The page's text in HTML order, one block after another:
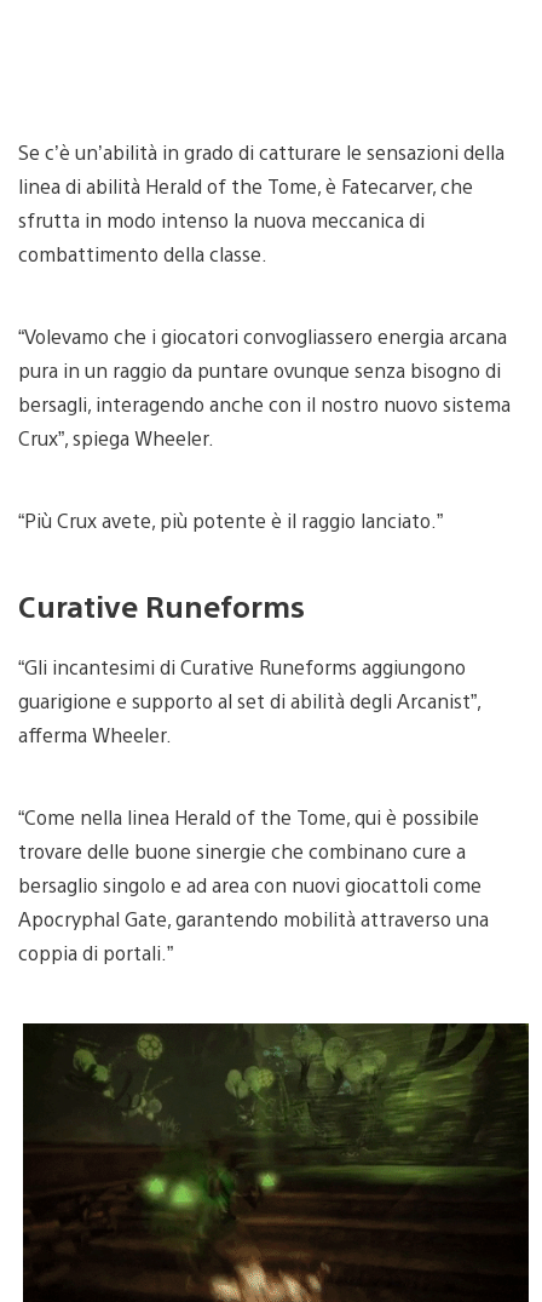
Se c’è un’abilità in grado di catturare le sensazioni della
linea di abilità Herald of the Tome, è Fatecarver, che
sfrutta in modo intenso la nuova meccanica di
combattimento della classe.
“Volevamo che i giocatori convogliassero energia arcana
pura in un raggio da puntare ovunque senza bisogno di
bersagli, interagendo anche con il nostro nuovo sistema
Crux”, spiega Wheeler.
“Più Crux avete, più potente è il raggio lanciato.”
Curative Runeforms
“Gli incantesimi di Curative Runeforms aggiungono
guarigione e supporto al set di abilità degli Arcanist”,
afferma Wheeler.
“Come nella linea Herald of the Tome, qui è possibile
trovare delle buone sinergie che combinano cure a
bersaglio singolo e ad area con nuovi giocattoli come
Apocryphal Gate, garantendo mobilità attraverso una
coppia di portali.”